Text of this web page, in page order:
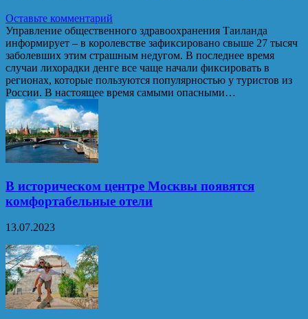
Оставьте комментарий
Управление общественного здравоохранения Таиланда
информирует – в королевстве зафиксировано свыше 27 тысяч
заболевших этим страшным недугом. В последнее время
случаи лихорадки денге все чаще начали фиксировать в
регионах, которые пользуются популярностью у туристов из
России. В настоящее время самыми опасными…
В историческом центре Москвы появятся
комфортабельные отели
13.07.2023